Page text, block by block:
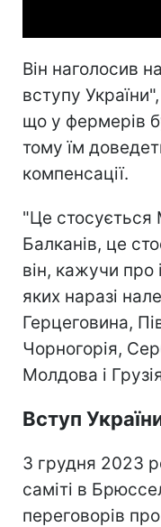
Він наголосив
вступу
що у фермерів
тому їм
компенсації.
"Це стосується
Балканів, це
він, кажучи про
яких наразі
Герцеговина,
Чорногорія,
Молдова і
Вступ
З грудня 2023
саміті в
переговорів